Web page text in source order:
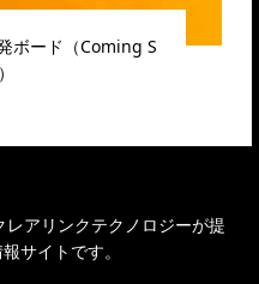
ボード（Coming S
レアリンクテクノロジーが提
サイトです。